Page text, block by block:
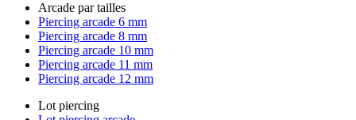
Arcade par tailles
Piercing arcade 6 mm
Piercing arcade 8 mm
Piercing arcade 10 mm
Piercing arcade 11 mm
Piercing arcade 12 mm
Lot piercing